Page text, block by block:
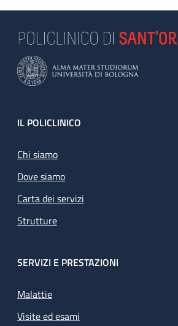
Footer
IL POLICLINICO
Chi siamo
Dove siamo
Carta dei servizi
Strutture
SERVIZI E PRESTAZIONI
Malattie
Visite ed esami